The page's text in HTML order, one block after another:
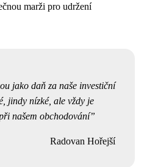
marži pro udržení
jako daň za naše investiční
jindy nízké, ale vždy je
našem obchodování
Radovan Hořejší